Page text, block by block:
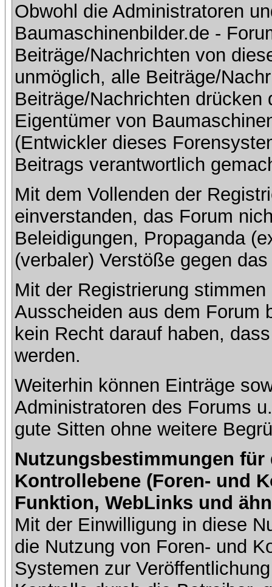
Obwohl die Administratoren
Baumaschinenbilder.de -
Beiträge/Nachrichten von
unmöglich, alle Beiträge/
Beiträge/Nachrichten
Eigentümer von
(Entwickler dieses
Beitrags verantwortlich
Mit dem Vollenden der
einverstanden, das Forum
Beleidigungen, Propaganda
(verbaler) Verstöße gegen
Mit der Registrierung
Ausscheiden aus dem Forum
kein Recht darauf haben,
werden.
Weiterhin können Einträge
Administratoren des Forums
gute Sitten ohne weitere
Nutzungsbestimmungen
Kontrollebene (Foren- und
Funktion, WebLinks und
Mit der Einwilligung in diese
die Nutzung von Foren- und
Systemen zur